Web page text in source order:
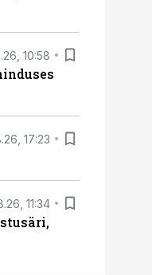
10:58
17:23
11:34